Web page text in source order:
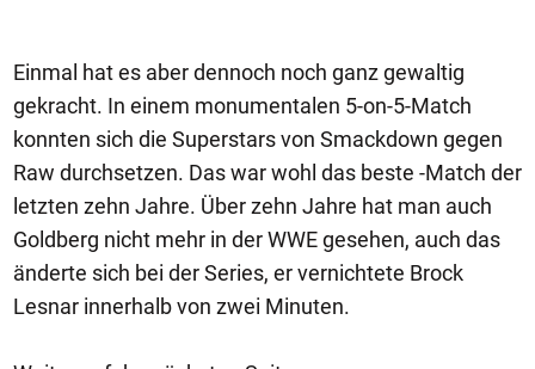
Einmal hat es aber dennoch noch ganz gewaltig
gekracht. In einem monumentalen 5-on-5-Match
konnten sich die Superstars von Smackdown gegen
Raw durchsetzen. Das war wohl das beste -Match der
letzten zehn Jahre. Über zehn Jahre hat man auch
Goldberg nicht mehr in der WWE gesehen, auch das
änderte sich bei der Series, er vernichtete Brock
Lesnar innerhalb von zwei Minuten.